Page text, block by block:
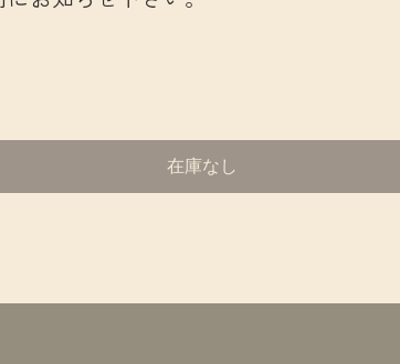
在庫なし